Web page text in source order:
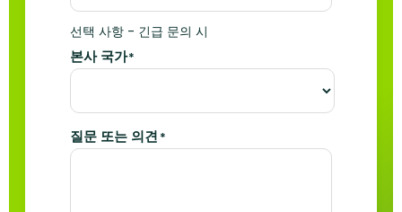
선택 사항 - 긴급 문의 시
본사 국가*
질문 또는 의견 *